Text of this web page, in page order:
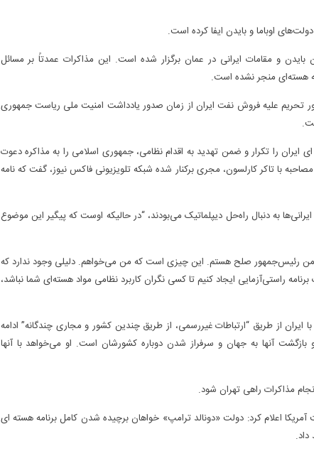
اوباما و بایدن ایفا کرده است.
و مقامات ایرانی در عمان برگزار شده است. این مذاکرات عمدتاً بر مسائل
هسته‌ای منجر نشده است.
تحریم‌ علیه فروش نفت ایران از زمان صدور یادداشت امنیت ملی ریاست جمهوری
ایران را تکرار و ضمن تهدید به اقدام نظامی، جمهوری اسلامی را به مذاکره دعوت
مصاحبه با تاکر کارلسون، مجری برکنار شده شبکه تلویزیونی فاکس نیوز، گفت که نامه
به دنبال راه‌حل دیپلماتیک می‌بودند، “در حالیکه اوست که پیگیر این موضوع
“من رئیس‌جمهور صلح هستم. این چیزی است که من می‌خواهم. دلیلی وجود ندارد که
راستی‌آزمایی ایجاد کنیم تا کسی نگران کاربرد نظامی مواد هسته‌ای شما نباشد،
ایران از طریق “ارتباطات غیررسمی، از طریق چندین کشور و مجاری چندگانه” ادامه
آنها به جهان و سرفراز شدن دوباره کشورشان است. او می‌خواهد با آنها
مذاکرات راهی تهران شود.
اعلام کرد: دولت «دونالد ترامپ» خواهان برچیده شدن کامل برنامه هسته ای